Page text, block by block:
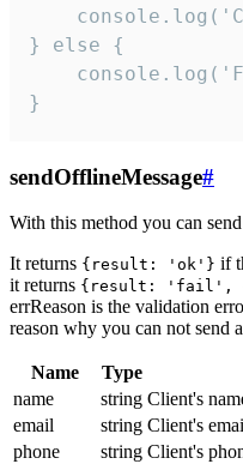
} else {
}
sendOfflineMessage#
With this method you can
It returns {result: 'ok'} if
it returns {result: 'fail',
errReason is the validation
reason why you can not send
Name Type
name
string Client's
email
string Client's
phone
string Client's